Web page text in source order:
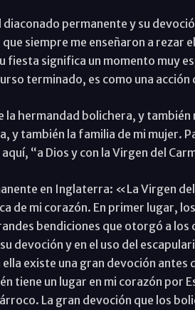
diaconado permanente y su
siempre me enseñaron a rezar
fiesta significa un momento muy
terminado, es como una
la hermandad bolichera, y
y también la familia de mi mujer.
“a Dios y con la Virgen del
en Inglaterra: «La Virgen
de mi corazón. En primer lugar,
bendiciones que otorgó a los
devoción y en el uso del
existe una gran devoción
tiene un lugar en mi corazón por
La gran devoción que los